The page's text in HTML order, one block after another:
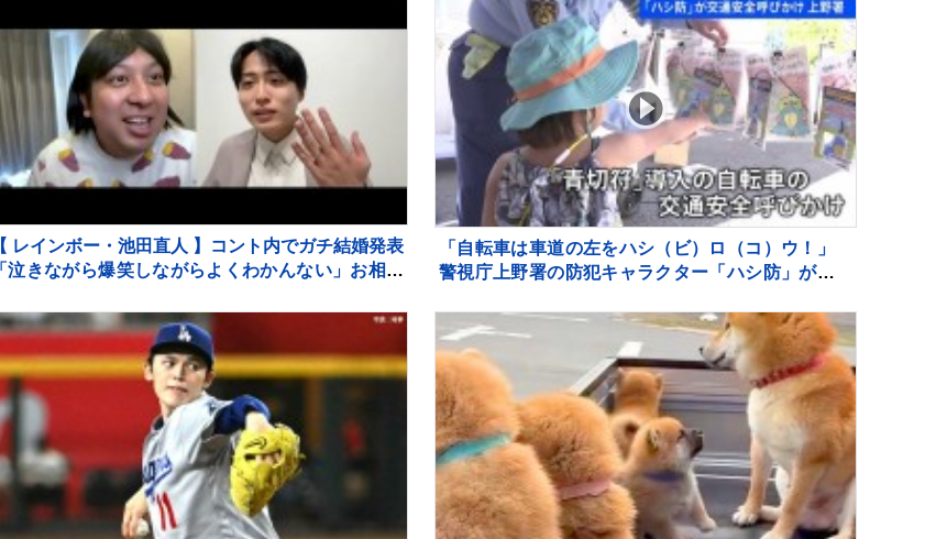
【 レインボー・池田直人 】コント内でガチ結婚発表
「泣きながら爆笑しながらよくわかんない」お相手
お大祝福
「自転車は車道の左をハシ（ビ）ロ（コ）ウ！」
警視庁上野署の防犯キャラクター「ハシ防」が上野